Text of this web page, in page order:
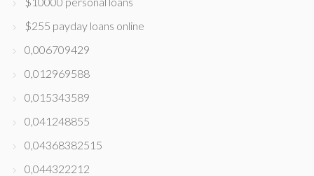
$255 payday loans online
0,006709429
0,012969588
0,015343589
0,041248855
0,04368382515
0,044322212